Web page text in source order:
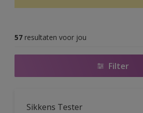
57 resultaten voor jou
Filter
Sikkens Tester